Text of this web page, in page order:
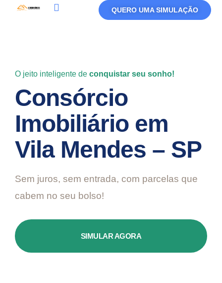
QUERO UMA SIMULAÇÃO
O jeito inteligente de conquistar seu sonho!
Consórcio
Imobiliário em
Vila Mendes – SP
Sem juros, sem entrada, com parcelas que
cabem no seu bolso!
SIMULAR AGORA